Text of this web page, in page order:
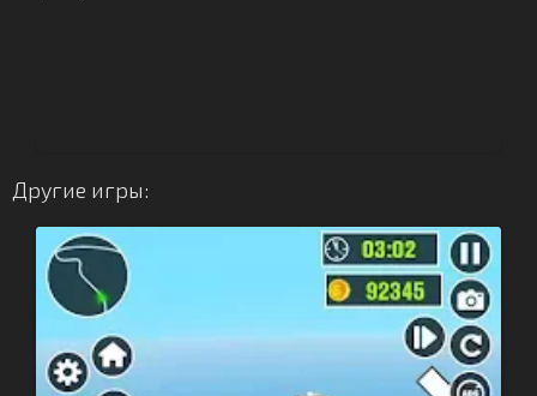
Другие игры: